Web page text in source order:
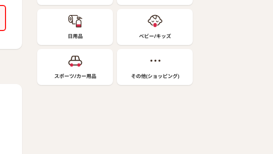
日用品 ベビー/キッズ
スポーツ/カー用品 その他(ショッピング)